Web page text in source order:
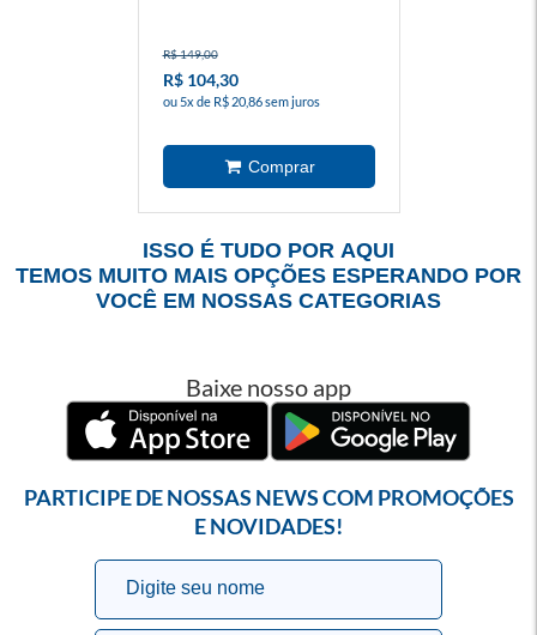
R$ 149,00
R$ 104,30
ou 5x de R$ 20,86 sem juros
ISSO É TUDO POR AQUI
TEMOS MUITO MAIS OPÇÕES ESPERANDO POR
VOCÊ EM NOSSAS CATEGORIAS
Baixe nosso app
PARTICIPE DE NOSSAS NEWS COM PROMOÇÕES
E NOVIDADES!